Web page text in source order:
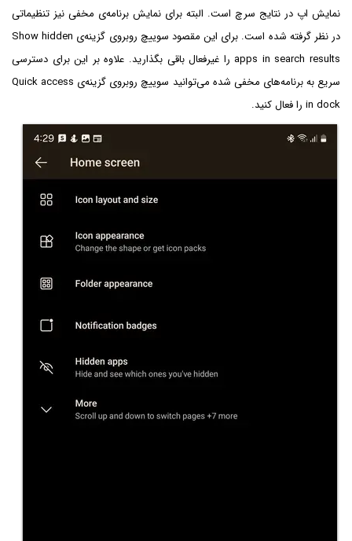
نمایش اپ در نتایج سرچ است. البته برای نمایش برنامه‌ی مخفی نیز تنظیماتی
در نظر گرفته شده است. برای این مقصود سوییچ روبروی گزینه‌ی Show hidden
apps in search results را غیرفعال باقی بگذارید. علاوه بر این برای دسترسی
سریع به برنامه‌های مخفی شده می‌توانید سوییچ روبروی گزینه‌ی Quick access
in dock را فعال کنید.